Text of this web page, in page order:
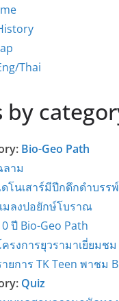
Thai
by
Bio-Geo Path
ลาม
โนเสาร์มีปีกดึกดำบรรพ์
มลงปอยักษ์โบราณ
ปี Bio-Geo Path
รงการยุวรามาเยี่ยมช
ายการ TK Teen พาชม
Quiz